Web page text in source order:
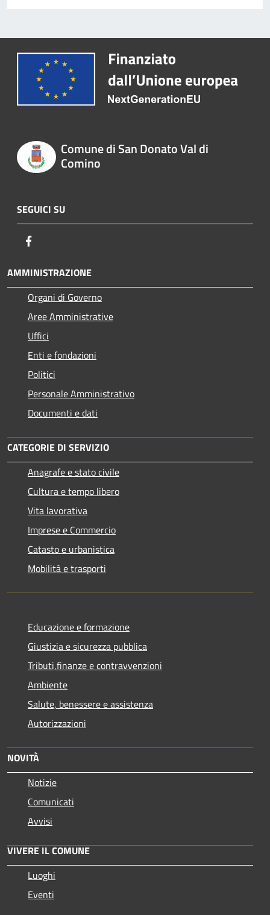
Comune di San Donato Val di
Comino
SEGUICI SU
AMMINISTRAZIONE
Organi di Governo
Aree Amministrative
Uffici
Enti e fondazioni
Politici
Personale Amministrativo
Documenti e dati
CATEGORIE DI SERVIZIO
Anagrafe e stato civile
Cultura e tempo libero
Vita lavorativa
Imprese e Commercio
Catasto e urbanistica
Mobilità e trasporti
Educazione e formazione
Giustizia e sicurezza pubblica
Tributi,finanze e contravvenzioni
Ambiente
Salute, benessere e assistenza
Autorizzazioni
NOVITÀ
Notizie
Comunicati
Avvisi
VIVERE IL COMUNE
Luoghi
Eventi